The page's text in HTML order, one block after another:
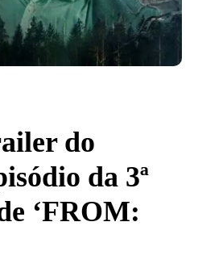
do
da 3ª
‘FROM: